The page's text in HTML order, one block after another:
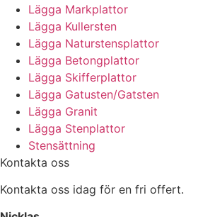
Lägga Markplattor
Lägga Kullersten
Lägga Naturstensplattor
Lägga Betongplattor
Lägga Skifferplattor
Lägga Gatusten/Gatsten
Lägga Granit
Lägga Stenplattor
Stensättning
Kontakta oss
Kontakta oss idag för en fri offert.